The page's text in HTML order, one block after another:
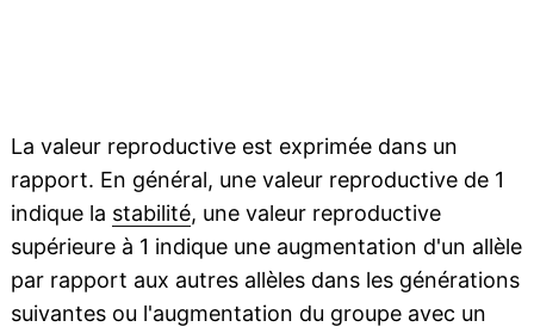
La valeur reproductive est exprimée dans un
rapport. En général, une valeur reproductive de 1
indique la stabilité, une valeur reproductive
supérieure à 1 indique une augmentation d'un allèle
par rapport aux autres allèles dans les générations
suivantes ou l'augmentation du groupe avec un